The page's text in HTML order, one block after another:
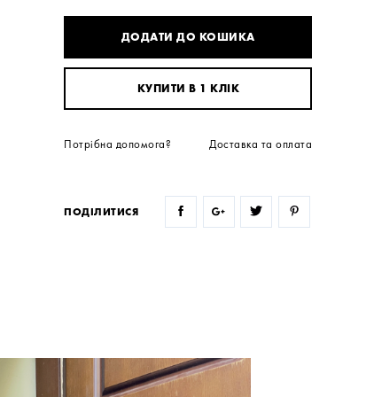
ДОДАТИ ДО КОШИКА
КУПИТИ В 1 КЛІК
Доставка та оплата
Потрібна допомога?
ПОДІЛИТИСЯ